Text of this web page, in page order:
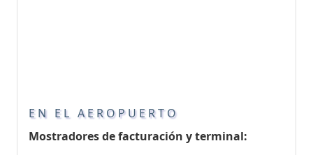
EN EL AEROPUERTO
Mostradores de facturación y terminal: